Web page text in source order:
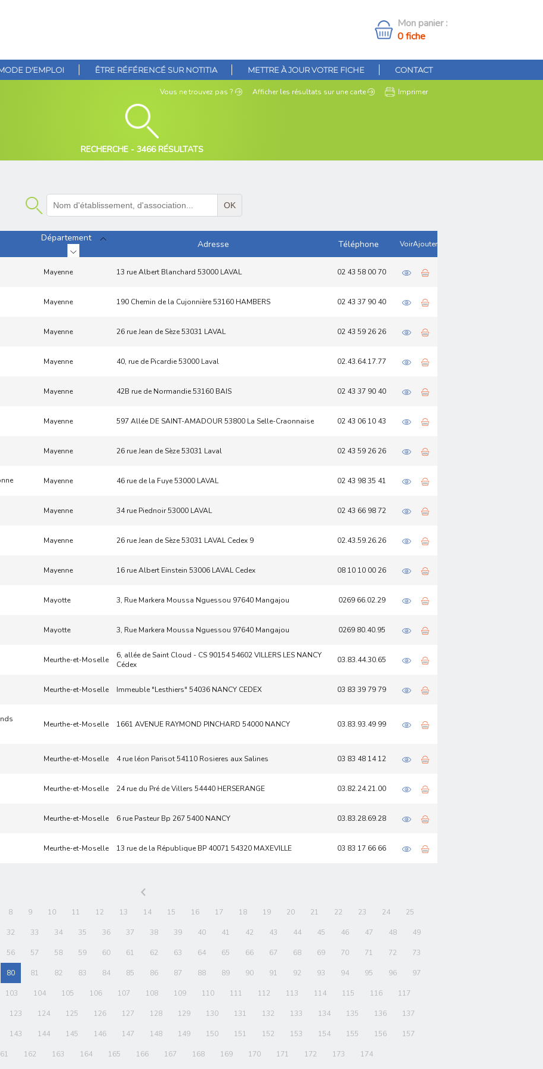
Mon panier :
0 fiche
D'EMPLOI ÊTRE RÉFÉRENCÉ SUR NOTITIA METTRE À JOUR VOTRE FICHE CONTACT
Vous netrouvez pas ? Afficher les résultats sur une carte Imprimer
RECHERCHE - 3466 RÉSULTATS
OK
Département
Adresse Téléphone VoirAjouter
Mayenne 13 rue Albert Blanchard 53000 LAVAL 02 43 58 00 70
Mayenne 190 Chemin de la Cujonnière 53160 HAMBERS 02 43 37 90 40
Mayenne 26 rue Jean de Sèze 53031 LAVAL 02 43 59 26 26
Mayenne 40, rue de Picardie 53000 Laval 02.43.64.17.77
Mayenne 42B rue de Normandie 53160 BAIS 02 43 37 90 40
Mayenne 597 Allée DE SAINT-AMADOUR 53800 La Selle-Craonnaise 02 43 06 10 43
Mayenne 26 rue Jean de Sèze 53031 Laval 02 43 59 26 26
Mayenne 46 rue de la Fuye 53000 LAVAL 02 43 98 35 41
Mayenne 34 rue Piednoir 53000 LAVAL 02 43 66 98 72
Mayenne 26 rue Jean de Sèze 53031 LAVAL Cedex 9 02.43.59.26.26
Mayenne 16 rue Albert Einstein 53006 LAVAL Cedex 08 10 10 00 26
Mayotte 3, Rue Markera Moussa Nguessou 97640 Mangajou 0269 66.02.29
Mayotte 3, Rue Markera Moussa Nguessou 97640 Mangajou 0269 80.40.95
Meurthe-et-Moselle
6, allée de Saint Cloud - CS 90154 54602 VILLERS LES NANCY
Cédex
03.83.44.30.65
Meurthe-et-Moselle Immeuble "Lesthiers" 54036 NANCY CEDEX 03 83 39 79 79
Meurthe-et-Moselle 1661 AVENUE RAYMOND PINCHARD 54000 NANCY 03.83.93.49 99
Meurthe-et-Moselle 4 rue léon Parisot 54110 Rosieres aux Salines 03 83 48 14 12
Meurthe-et-Moselle 24 rue du Pré de Villers 54440 HERSERANGE 03.82.24.21.00
Meurthe-et-Moselle 6 rue Pasteur Bp 267 5400 NANCY 03.83.28.69.28
Meurthe-et-Moselle 13 rue de la République BP 40071 54320 MAXEVILLE 03 83 17 66 66
8 9 10 11 12 13 14 15 16 17 18 19 20 21 22 23 24 25
32 33 34 35 36 37 38 39 40 41 42 43 44 45 46 47 48 49
56 57 58 59 60 61 62 63 64 65 66 67 68 69 70 71 72 73
80 81 82 83 84 85 86 87 88 89 90 91 92 93 94 95 96 97
103 104 105 106 107 108 109 110 111 112 113 114 115 116 117
123 124 125 126 127 128 129 130 131 132 133 134 135 136 137
143 144 145 146 147 148 149 150 151 152 153 154 155 156 157
162 163 164 165 166 167 168 169 170 171 172 173 174